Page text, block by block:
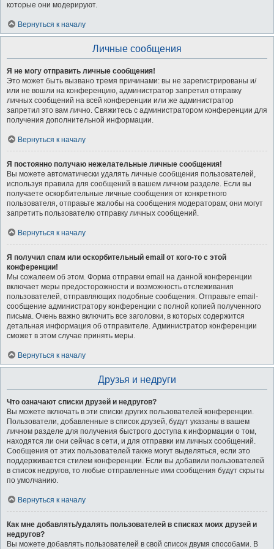
которые они модерируют.
Вернуться к началу
Личные сообщения
Я не могу отправить личные сообщения!
Это может быть вызвано тремя причинами: вы не зарегистрированы и/
или не вошли на конференцию, администратор запретил отправку
личных сообщений на всей конференции или же администратор
запретил это вам лично. Свяжитесь с администратором конференции для
получения дополнительной информации.
Вернуться к началу
Я постоянно получаю нежелательные личные сообщения!
Вы можете автоматически удалять личные сообщения пользователей,
используя правила для сообщений в вашем личном разделе. Если вы
получаете оскорбительные личные сообщения от конкретного
пользователя, отправьте жалобы на сообщения модераторам; они могут
запретить пользователю отправку личных сообщений.
Вернуться к началу
Я получил спам или оскорбительный email от кого-то с этой
конференции!
Мы сожалеем об этом. Форма отправки email на данной конференции
включает меры предосторожности и возможность отслеживания
пользователей, отправляющих подобные сообщения. Отправьте email-
сообщение администратору конференции с полной копией полученного
письма. Очень важно включить все заголовки, в которых содержится
детальная информация об отправителе. Администратор конференции
сможет в этом случае принять меры.
Вернуться к началу
Друзья и недруги
Что означают списки друзей и недругов?
Вы можете включать в эти списки других пользователей конференции.
Пользователи, добавленные в список друзей, будут указаны в вашем
личном разделе для получения быстрого доступа к информации о том,
находятся ли они сейчас в сети, и для отправки им личных сообщений.
Сообщения от этих пользователей также могут выделяться, если это
поддерживается стилем конференции. Если вы добавили пользователей
в список недругов, то любые отправленные ими сообщения будут скрыты
по умолчанию.
Вернуться к началу
Как мне добавлять/удалять пользователей в списках моих друзей и
недругов?
Вы можете добавлять пользователей в свой список двумя способами. В